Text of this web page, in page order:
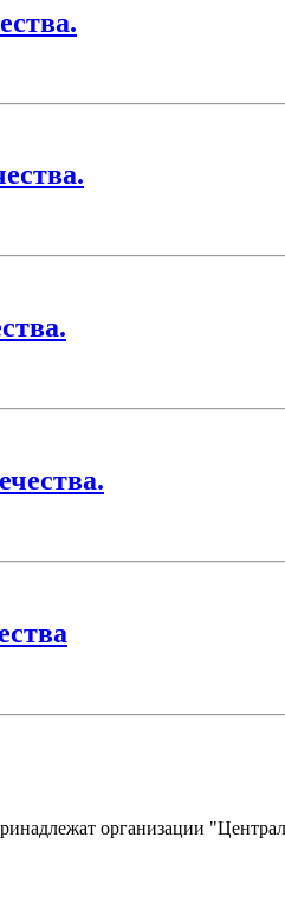
организации